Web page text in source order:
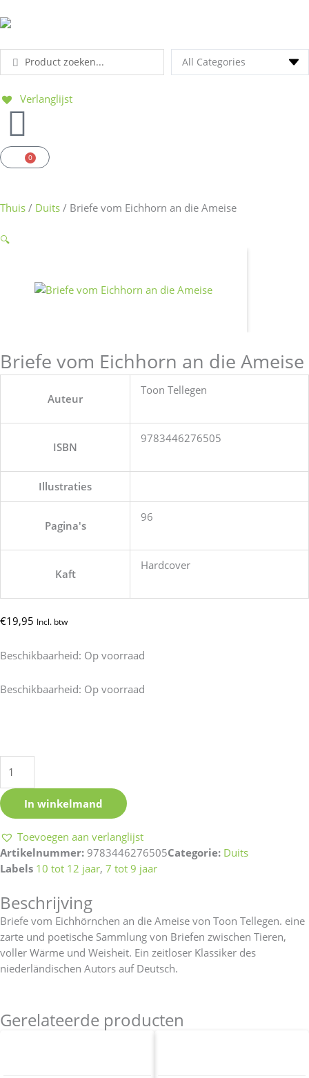
naar
Search
...
Verlanglijst
0
Winkelwagen
Thuis / Duits / Briefe vom Eichhorn an die Ameise
🔍
Briefe vom Eichhorn an die Ameise
Auteur
Toon Tellegen
ISBN
9783446276505
Illustraties
Pagina's
96
Kaft
Hardcover
€19,95 Incl. btw
Beschikbaarheid: Op voorraad
Beschikbaarheid: Op voorraad
Briefe
Ameise
In winkelmand
Toevoegen aan verlanglijst
Artikelnummer: 9783446276505Categorie: Duits
Labels 10 tot 12 jaar, 7 tot 9 jaar
Beschrijving
Briefe vom Eichhörnchen an die Ameise von Toon Tellegen. eine
zarte und poetische Sammlung von Briefen zwischen Tieren,
voller Wärme und Weisheit. Ein zeitloser Klassiker des
niederländischen Autors auf Deutsch.
Gerelateerde producten